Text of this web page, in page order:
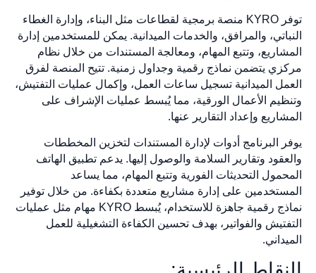
توفر KYRO منصة برمجية لقطاعات مثل البناء، وإدارة الغطاء
النباتي، والمرافق، والخدمات الميدانية. يمكن للمستخدمين إدارة
المشاريع، وتتبع المهام، ومعالجة المستندات من خلال نظام
مركزي يتضمن نماذج رقمية وجداول زمنية. تتيح المنصة لفرق
العمل الميدانية تسجيل ساعات العمل، وإكمال عمليات التفتيش،
وتنظيم الأعمال الورقية، مما يُبسط عمليات الإشراف على
المشاريع وإعداد التقارير عنها.
يوفر البرنامج أدوات لإدارة المستندات لتخزين المخططات
والعقود وتقارير السلامة والوصول إليها. يدعم تطبيق الهاتف
المحمول التحديثات الفورية وتتبع المهام، مما يساعد
المستخدمين على إدارة مشاريع متعددة بكفاءة. من خلال توفير
نماذج رقمية جاهزة للاستخدام، يُبسط KYRO مهام مثل عمليات
التفتيش والفواتير، بهدف تحسين الكفاءة التشغيلية للعمل
الميداني.